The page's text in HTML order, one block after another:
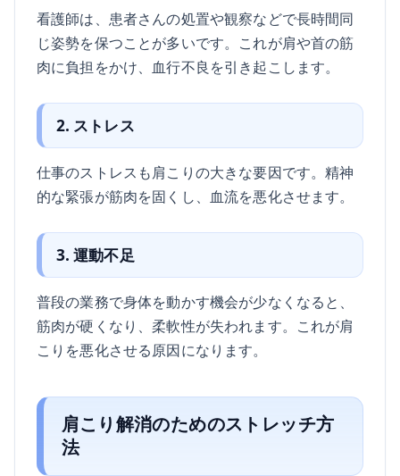
看護師は、患者さんの処置や観察などで長時間同
じ姿勢を保つことが多いです。これが肩や首の筋
肉に負担をかけ、血行不良を引き起こします。
2. ストレス
仕事のストレスも肩こりの大きな要因です。精神
的な緊張が筋肉を固くし、血流を悪化させます。
3. 運動不足
普段の業務で身体を動かす機会が少なくなると、
筋肉が硬くなり、柔軟性が失われます。これが肩
こりを悪化させる原因になります。
肩こり解消のためのストレッチ方
法